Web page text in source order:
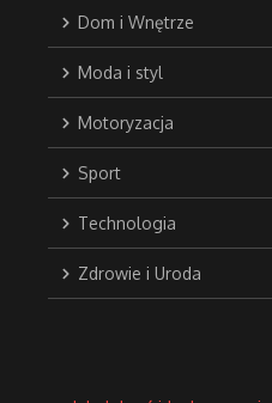
Dom i Wnętrze
Moda i styl
Motoryzacja
Sport
Technologia
Zdrowie i Uroda